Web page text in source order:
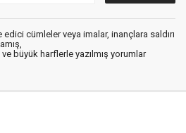
cümleler veya imalar, inançlara saldırı
büyük harflerle yazılmış yorumlar